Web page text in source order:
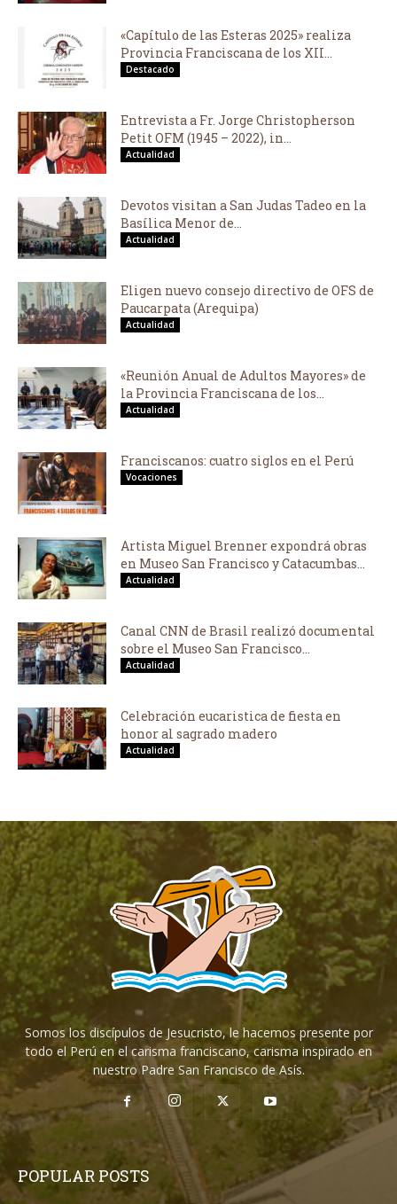
«Capítulo de las Esteras 2025» realiza
Provincia Franciscana de los XII...
Destacado
Entrevista a Fr. Jorge Christopherson
Petit OFM (1945 – 2022), in...
Actualidad
Devotos visitan a San Judas Tadeo en la
Basílica Menor de...
Actualidad
Eligen nuevo consejo directivo de OFS de
Paucarpata (Arequipa)
Actualidad
«Reunión Anual de Adultos Mayores» de
la Provincia Franciscana de los...
Actualidad
Franciscanos: cuatro siglos en el Perú
Vocaciones
Artista Miguel Brenner expondrá obras
en Museo San Francisco y Catacumbas...
Actualidad
Canal CNN de Brasil realizó documental
sobre el Museo San Francisco...
Actualidad
Celebración eucaristica de fiesta en
honor al sagrado madero
Actualidad
Somos los discípulos de Jesucristo, le hacemos presente por
todo el Perú en el carisma franciscano, carisma inspirado en
nuestro Padre San Francisco de Asís.
POPULAR POSTS